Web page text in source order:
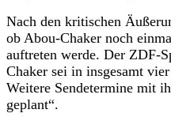
Nach den kritischen
ob Abou-Chaker noch
auftreten werde. Der ZDF-
Chaker sei in insgesamt
Weitere Sendetermine mit
geplant“.